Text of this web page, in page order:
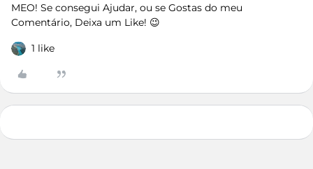
MEO! Se consegui Ajudar, ou se Gostas do meu
Comentário, Deixa um Like! 😉
1 like